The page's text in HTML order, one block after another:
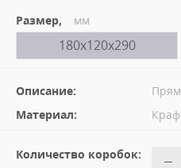
Размер, мм
180х120х290
Описание:
Материал:
Количество коробок: